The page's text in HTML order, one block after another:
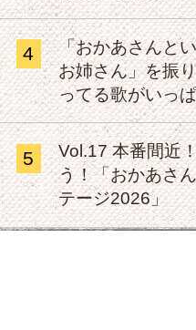
4
「おかあさんと
お姉さん」を振
ってる歌がいっ
5
Vol.17 本番間近
う！「おかあさ
テージ2026」